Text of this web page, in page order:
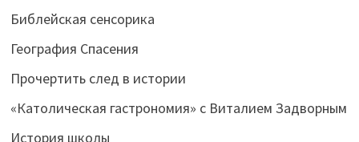
Библейская сенсорика
География Спасения
Прочертить след в истории
«Католическая гастрономия» с Виталием Задворным
История школы